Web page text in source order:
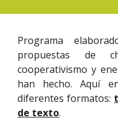
Programa
propuestas de
cooperativismo y
han hecho. Aquí
diferentes formatos:
de texto.